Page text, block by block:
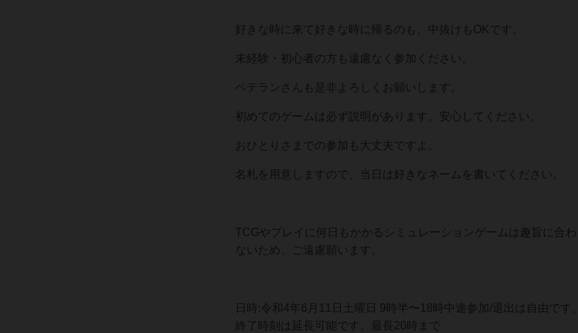
好きな時に来て好きな時に帰るのも、中抜けもOKです。
未経験・初心者の方も遠慮なく参加ください。
ベテランさんも是非よろしくお願いします。
初めてのゲームは必ず説明があります。安心してください。
おひとりさまでの参加も大丈夫ですよ。
名札を用意しますので、当日は好きなネームを書いてください。
TCGやプレイに何日もかかるシミュレーションゲームは趣旨に合わ
ないため、ご遠慮願います。
日時:令和4年6月11日土曜日 9時半〜18時中途参加/退出は自由です。
終了時刻は延長可能です。最長20時まで